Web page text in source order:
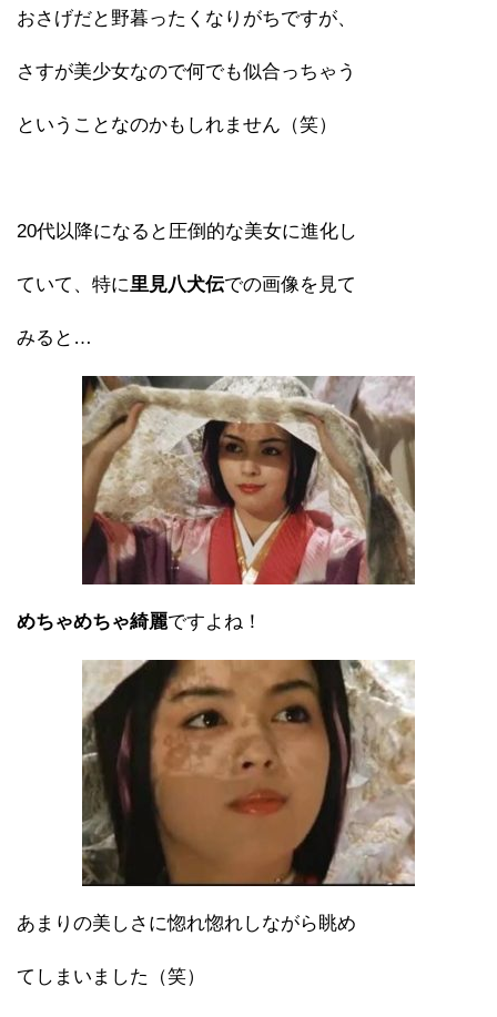
おさげだと野暮ったくなりがちですが、
さすが美少女なので何でも似合っちゃう
ということなのかもしれません（笑）
20代以降になると圧倒的な美女に進化し
ていて、特に里見八犬伝での画像を見て
みると…
めちゃめちゃ綺麗ですよね！
あまりの美しさに惚れ惚れしながら眺め
てしまいました（笑）